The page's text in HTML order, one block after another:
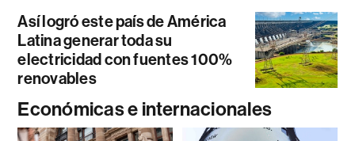
Así logró este país de América
Latina generar toda su
electricidad con fuentes 100%
renovables
Económicas e internacionales